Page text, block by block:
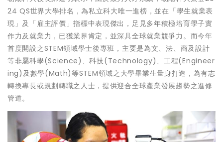
24 QS世界大學排名，為私立科大唯一進榜，並在「學生就業表
現」及「雇主評價」指標中表現傑出，足見多年積極培育學子實
作力及就業力，已獲業界肯定，並深具全球就業競爭力。而今年
首度開設之STEM領域學士後專班，主要是為文、法、商及設計
等非屬科學(Science)、科技(Technology)、工程(Engineer
ing)及數學(Math)等STEM領域之大學畢業生量身打造，為有志
轉換專長或規劃轉職之人士，提供迎合全球產業發展趨勢之進修
管道。